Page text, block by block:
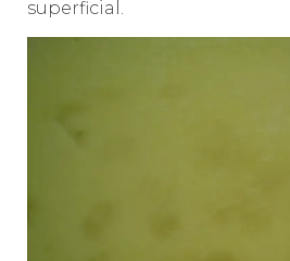
superficial.